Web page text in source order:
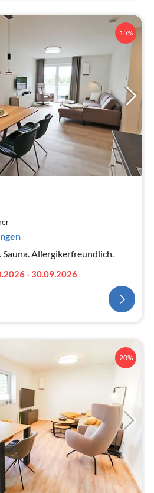
15%
Allergikerfreundlich.
- 30.09.2026
20%